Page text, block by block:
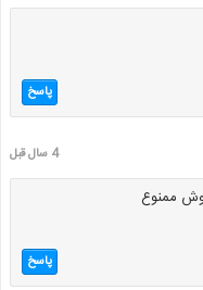
پاسخ
4 سال قبل
ممنوع
پاسخ